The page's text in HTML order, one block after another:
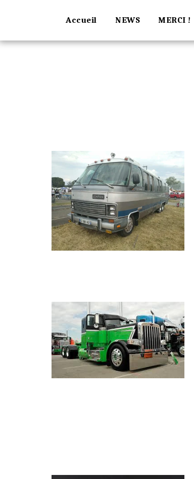
Accueil NEWS MERCI !